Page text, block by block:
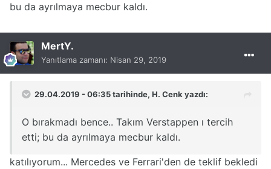
bu da ayrılmaya mecbur kaldı.
MertY.
Yanıtlama zamanı: Nisan 29, 2019
29.04.2019 - 06:35 tarihinde, H. Cenkyazdı:
O bırakmadı bence.. Takım Verstappen ı tercih
etti; bu da ayrılmaya mecbur kaldı.
katılıyorum... Mercedes ve Ferrari'den de teklif bekledi